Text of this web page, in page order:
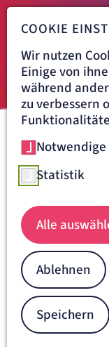
Navigationspfad
KRANKENHAUS DÜREN
Düren e. V.
Hand aufs Herz:
noch als Patientin
glücklich und
medizinischer
Bei allen
stationärer
Verantwortlichen
daransetzen, den
COOKIE
Wir nutzen
Einige von
während
zu verbessern
Notwendige
Statistik
Alle
Ablehnen
Speichern